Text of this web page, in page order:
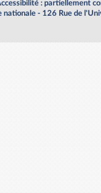
: partiellement
nationale - 126 Rue de